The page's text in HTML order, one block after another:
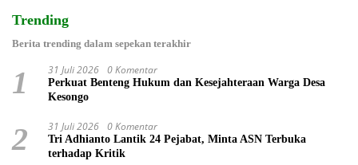
Trending
Berita trending dalam sepekan terakhir
1 31 Juli 2026 0 Komentar
Perkuat Benteng Hukum dan Kesejahteraan Warga Desa
Kesongo
2 31 Juli 2026 0 Komentar
Tri Adhianto Lantik 24 Pejabat, Minta ASN Terbuka
terhadap Kritik